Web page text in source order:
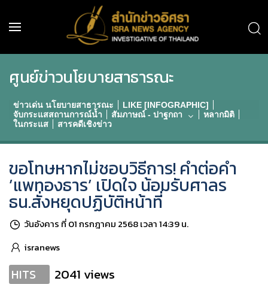
ศูนย์ข่าวนโยบายสาธารณะ
ข่าวเด่น นโยบายสาธารณะ
LIKE [INFOGRAPHIC]
จับกระแสสถานการณ์น้ำ
สัมภาษณ์ - ปาฐกถา
หลากมิติ
ในกระแส
สารคดีเชิงข่าว
ขอโทษหากไม่ชอบวิธีการ! คำต่อคำ
’แพทองธาร’ เปิดใจ น้อมรับศาลร
ธน.สั่งหยุดปฏิบัติหน้าที่
วันอังคาร ที่ 01 กรกฎาคม 2568 เวลา 14:39 น.
isranews
HITS 2041 views